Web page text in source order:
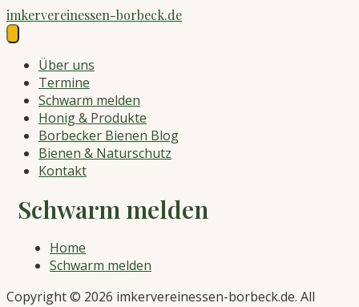
Skip
to
imkervereinessen-borbeck.de
Über uns
Termine
Schwarm melden
Honig & Produkte
Borbecker Bienen Blog
Bienen & Naturschutz
Kontakt
Schwarm melden
Home
Schwarm melden
Copyright © 2026 imkervereinessen-borbeck.de. All